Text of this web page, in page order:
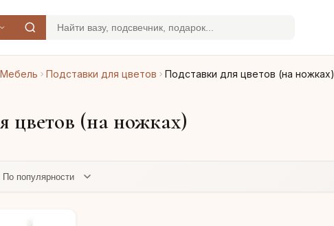
Мебель Подставки для цветов Подставки для цветов (на ножках)
цветов (на ножках)